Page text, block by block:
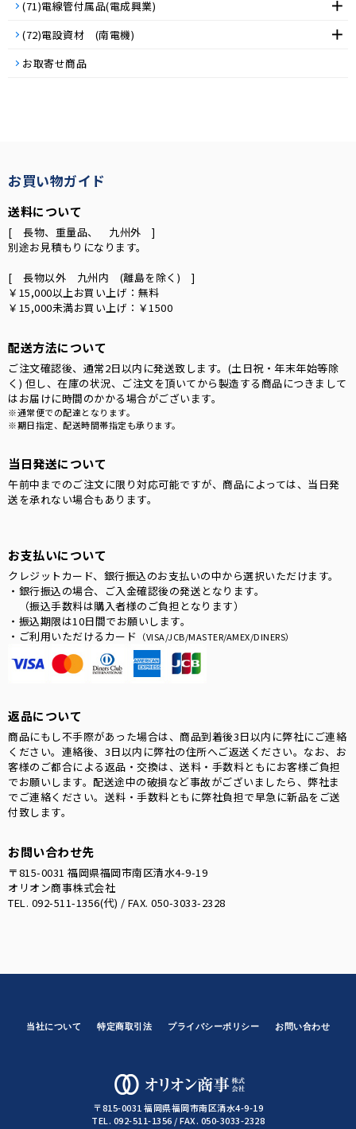
(71)電線管付属品(電成興業)
(72)電設資材 (南電機)
お取寄せ商品
お買い物ガイド
送料について
[ 長物、重量品、 九州外 ]
別途お見積もりになります。
[ 長物以外 九州内 (離島を除く) ]
￥15,000以上お買い上げ：無料
￥15,000未満お買い上げ：￥1500
配送方法について
ご注文確認後、通常2日以内に発送致します。(土日祝・年末年始等除
く) 但し、在庫の状況、ご注文を頂いてから製造する商品につきまして
はお届けに時間のかかる場合がございます。
※通常便での配達となります。
※期日指定、配送時間帯指定も承ります。
当日発送について
午前中までのご注文に限り対応可能ですが、商品によっては、当日発
送を承れない場合もあります。
お支払いについて
クレジットカード、銀行振込のお支払いの中から選択いただけます。
・銀行振込の場合、ご入金確認後の発送となります。
（振込手数料は購入者様のご負担となります）
・振込期限は10日間でお願いします。
・ご利用いただけるカード
（VISA/JCB/MASTER/AMEX/DINERS）
返品について
商品にもし不手際があった場合は、商品到着後3日以内に弊社にご連絡
ください。連絡後、3日以内に弊社の住所へご返送ください。なお、お
客様のご都合による返品・交換は、送料・手数料ともにお客様ご負担
でお願いします。配送途中の破損など事故がございましたら、弊社ま
でご連絡ください。送料・手数料ともに弊社負担で早急に新品をご送
付致します。
お問い合わせ先
〒815-0031 福岡県福岡市南区清水4-9-19
オリオン商事株式会社
TEL. 092-511-1356(代) / FAX. 050-3033-2328
当社について 特定商取引法 プライバシーポリシー お問い合わせ
〒815-0031 福岡県福岡市南区清水4-9-19
TEL. 092-511-1356 / FAX. 050-3033-2328